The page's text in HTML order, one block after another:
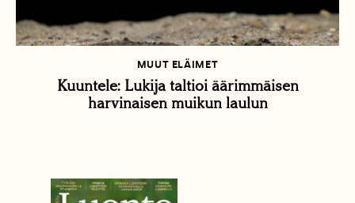
MUUT ELÄIMET
Kuuntele: Lukija taltioi äärimmäisen
harvinaisen muikun laulun